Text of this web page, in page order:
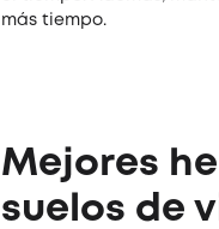
más tiempo.
Mejores
suelos de